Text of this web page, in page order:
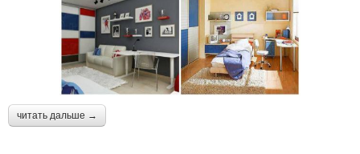
читать дальше →